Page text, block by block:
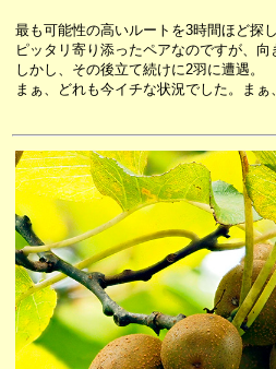
最も可能性の高いルートを3時間ほど探
ピッタリ寄り添ったペアなのですが、向
しかし、その後立て続けに2羽に遭遇。
まぁ、どれも今イチな状況でした。まぁ